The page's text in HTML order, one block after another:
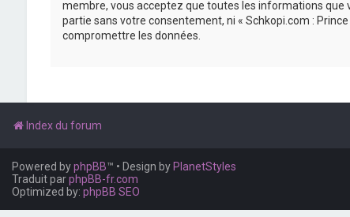
membre, vous acceptez que toutes les informations que
partie sans votre consentement, ni « Schkopi.com :
compromettre les données.
Index du forum
Powered byphpBB™ • Design by PlanetStyles
Traduit parphpBB-fr.com
Optimized by: phpBB SEO